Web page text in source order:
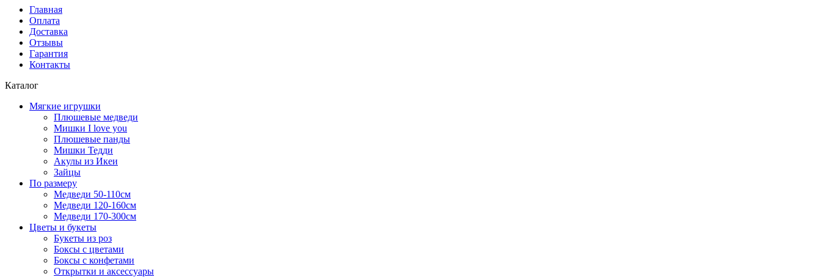
Главная
Оплата
Доставка
Отзывы
Гарантия
Контакты
Каталог
Мягкие игрушки
Плюшевые медведи
Мишки I love you
Плюшевые панды
Мишки Тедди
Акулы из Икеи
Зайцы
По размеру
Медведи 50-110см
Медведи 120-160см
Медведи 170-300см
Цветы и букеты
Букеты из роз
Боксы с цветами
Боксы с конфетами
Открытки и аксессуары